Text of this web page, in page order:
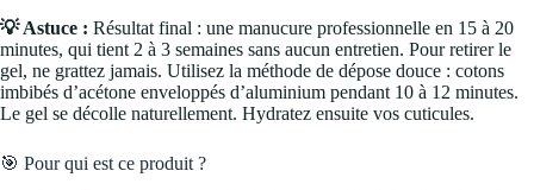
💡 Astuce : Résultat final : une manucure professionnelle en 15 à 20
minutes, qui tient 2 à 3 semaines sans aucun entretien. Pour retirer le
gel, ne grattez jamais. Utilisez la méthode de dépose douce : cotons
imbibés d’acétone enveloppés d’aluminium pendant 10 à 12 minutes.
Le gel se décolle naturellement. Hydratez ensuite vos cuticules.
🎯 Pour qui est ce produit ?